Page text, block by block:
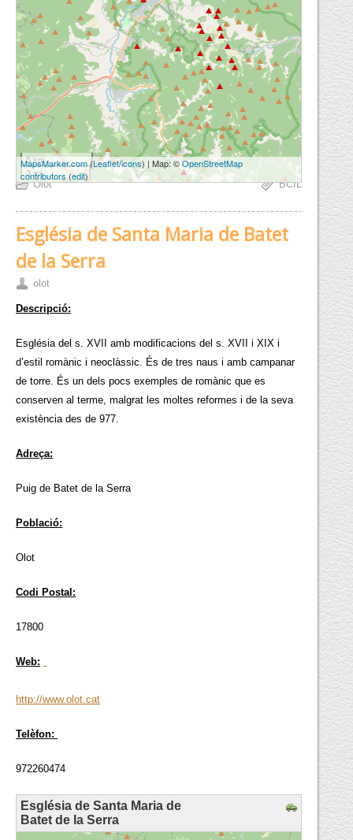
5 km
3 mi
MapsMarker.com(Leaflet/icons) | Map: ©OpenStreetMap
contributors (edit)
Olot BCIL
Església de Santa Maria de Batet
de la Serra
olot
Descripció:
Església del s. XVII amb modificacions del s. XVII i XIX i
d’estil romànic i neoclàssic. És de tres naus i amb campanar
de torre. És un dels pocs exemples de romànic que es
conserven al terme, malgrat les moltes reformes i de la seva
existència des de 977.
Adreça:
Puig de Batet de la Serra
Població:
Olot
Codi Postal:
17800
Web:
http://www.olot.cat
Telèfon:
972260474
Església de Santa Maria de
Batet de la Serra
loading map - please wait...